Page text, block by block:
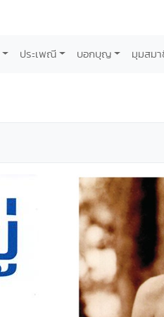
ประเพณี บอกบุญ มุมสม